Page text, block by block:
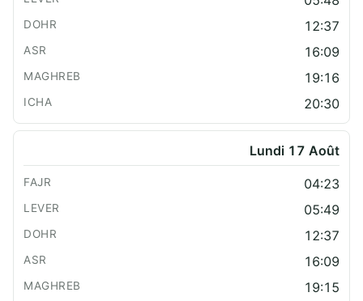
12:37
16:09
19:16
20:30
Lundi 17 Août
04:23
05:49
12:37
16:09
19:15